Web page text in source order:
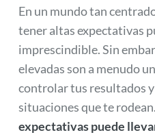
En un mundo tan
tener altas expectativas
imprescindible. Sin
elevadas son a menudo
controlar tus resultados y
situaciones que te rodean.
expectativas puede